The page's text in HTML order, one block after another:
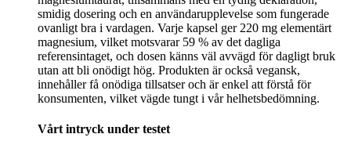
smidig dosering och en användarupplevelse som fungerade
ovanligt bra i vardagen. Varje kapsel ger 220 mg elementärt
magnesium, vilket motsvarar 59 % av det dagliga
referensintaget, och dosen känns väl avvägd för dagligt bruk
utan att bli onödigt hög. Produkten är också vegansk,
innehåller få onödiga tillsatser och är enkel att förstå för
konsumenten, vilket vägde tungt i vår helhetsbedömning.
Vårt intryck under testet